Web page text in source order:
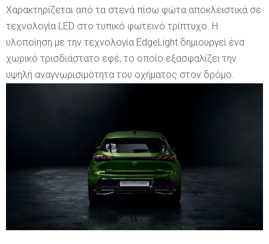
Χαρακτηρίζεται από τα στενά πίσω φώτα αποκλειστικά σε
τεχνολογία LED στο τυπικό φωτεινό τρίπτυχο. Η
υλοποίηση με την τεχνολογία EdgeLight δημιουργεί ένα
χωρικό τρισδιάστατο εφέ, το οποίο εξασφαλίζει την
υψηλή αναγνωρισιμότητα του οχήματος στον δρόμο.